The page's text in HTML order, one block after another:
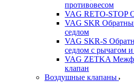
противовесом
VAG RETO-STOP
VAG SKR
седлом
VAG SKR-S
седлом с рычагом
VAG ZETKA
клапан
Воздушные клапаны